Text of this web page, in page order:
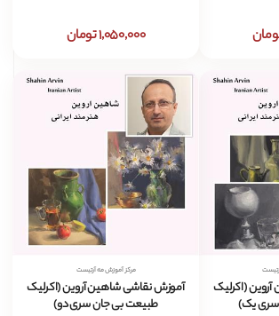
1,050,000 تومان
(اکرلیک
یک)
مرکز آموزش مه آرتیست
آموزش نقاشی شاهین آروین (اکرلیک
طبیعت بی جان سری دو)